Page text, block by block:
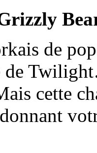
de
de
cette